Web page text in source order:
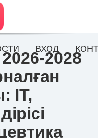
2028
IT,
ВХОД